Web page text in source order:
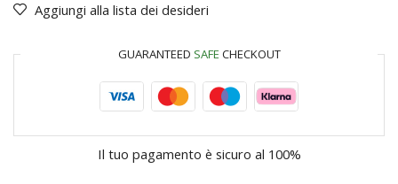
Aggiungi alla lista dei desideri
GUARANTEED SAFE CHECKOUT
Il tuo pagamento è sicuro al 100%